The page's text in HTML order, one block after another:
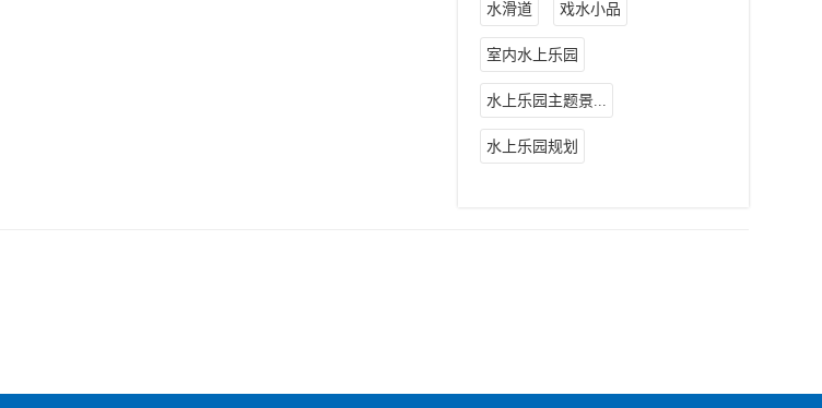
水滑道 戏水小品
室内水上乐园
水上乐园主题景...
水上乐园规划